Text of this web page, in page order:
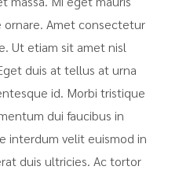
Amet consectetur
Ut etiam sit amet nisl
duis at tellus at urna
id. Morbi tristique
dui faucibus in
interdum velit euismod in
duis ultricies. Ac tortor